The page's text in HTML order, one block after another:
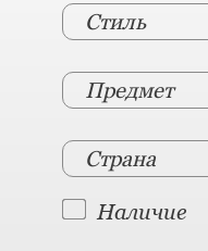
Стиль
Предмет
Страна
Наличие